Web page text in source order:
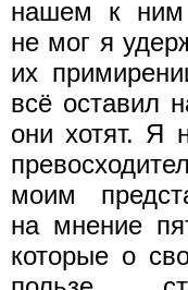
нашем к ним
не мог я
их
всё оставил
они хотят. Я
моим
на мнение
которые о